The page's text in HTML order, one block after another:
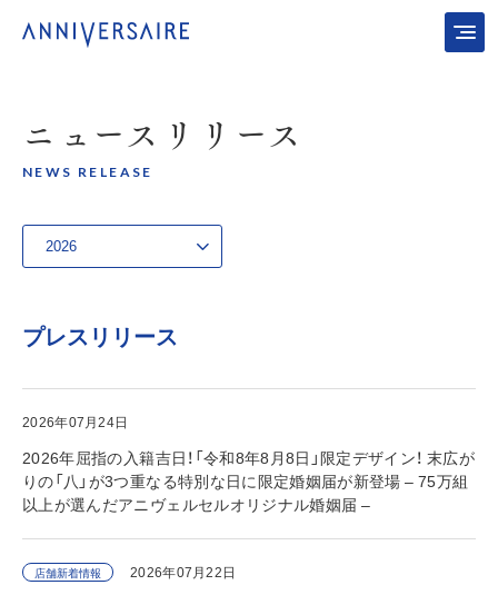
ニュース リリース
NEWS RELEASE
プレスリリース
2026年07月24日
2026年屈指の入籍吉日！「令和8年8月8日」限定デザイン！ 末広が
りの「八」が3つ重なる特別な日に限定婚姻届が新登場 – 75万組
以上が選んだアニヴェルセルオリジナル婚姻届 –
店舗新着情報 2026年07月22日